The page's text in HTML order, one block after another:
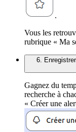
.
Vous les
rubrique « Ma
6.
Gagnez du
recherche à
« Créer une